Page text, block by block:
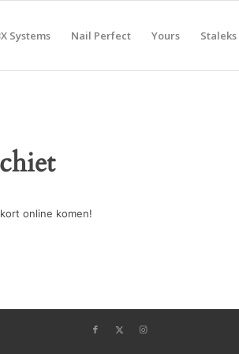
Systems Nail Perfect Yours Staleks
online komen!